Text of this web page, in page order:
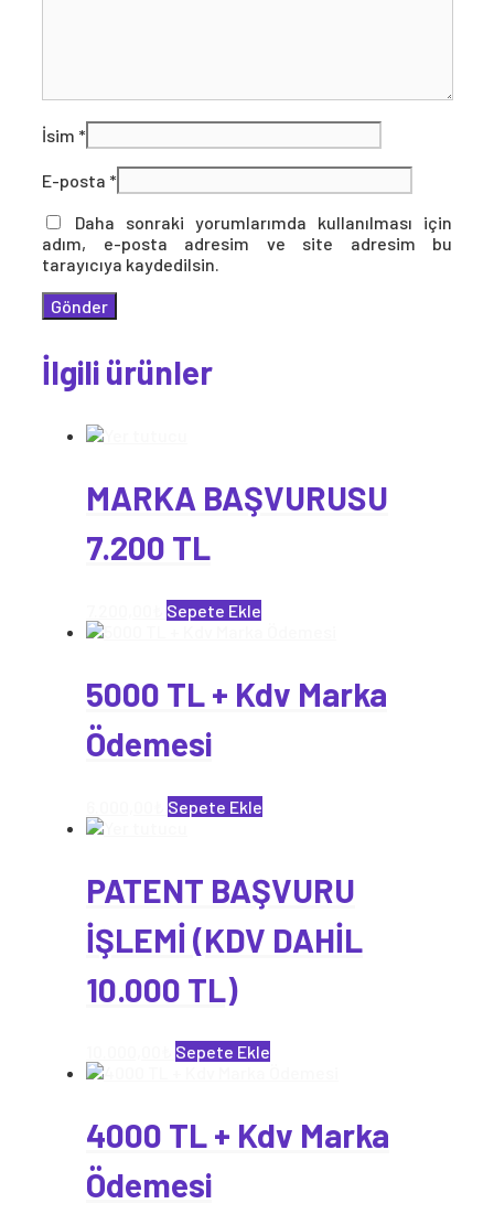
İsim *
E-posta *
Daha sonraki yorumlarımda kullanılması için
adım, e-posta adresim ve site adresim bu
tarayıcıya kaydedilsin.
İlgili ürünler
MARKA BAŞVURUSU
7.200 TL
Sepete Ekle
5000 TL + Kdv Marka
Ödemesi
Sepete Ekle
PATENT BAŞVURU
İŞLEMİ (KDV DAHİL
10.000 TL)
Sepete Ekle
4000 TL + Kdv Marka
Ödemesi